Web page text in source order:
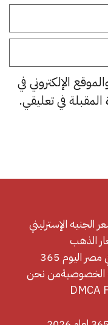
الإلكتروني في
في تعليقي.
الجنيه الإسترليني
الذهب
اليوم 365
من نحن
DMCA